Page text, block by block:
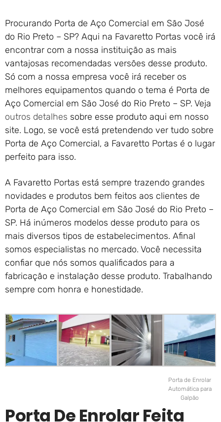
Enrolar em Nova Iguaçu – RJ
Portão de Garagem de
Enrolar em Nova Friburgo –
RJ
Procurando Porta de Aço Comercial em São José
do Rio Preto – SP? Aqui na Favaretto Portas você irá
encontrar com a nossa instituição as mais
vantajosas recomendadas versões desse produto.
Só com a nossa empresa você irá receber os
melhores equipamentos quando o tema é Porta de
Aço Comercial em São José do Rio Preto – SP. Veja
outros detalhes sobre esse produto aqui em nosso
site. Logo, se você está pretendendo ver tudo sobre
Porta de Aço Comercial, a Favaretto Portas é o lugar
perfeito para isso.
A Favaretto Portas está sempre trazendo grandes
novidades e produtos bem feitos aos clientes de
Porta de Aço Comercial em São José do Rio Preto –
SP. Há inúmeros modelos desse produto para os
mais diversos tipos de estabelecimentos. Afinal
somos especialistas no mercado. Você necessita
confiar que nós somos qualificados para a
fabricação e instalação desse produto. Trabalhando
sempre com honra e honestidade.
Porta de Enrolar
Automática para
Galpão
Porta De Enrolar Feita